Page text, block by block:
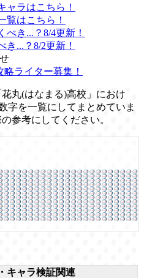
ャラはこちら！
覧はこちら！
べき...？8/4更新！
...？8/2更新！
ライター募集！
丸(はなまる)高校」におけ
字を一覧にしてまとめていま
参考にしてください。
キャラ検証関連